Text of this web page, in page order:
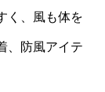
く、風も体を
、防風アイテ